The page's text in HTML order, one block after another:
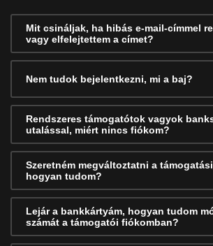
Mit csináljak, ha hibás e-mail-címmel
vagy elfelejtettem a címet?
Nem tudok bejelentkezni, mi a baj?
Rendszeres támogatótok vagyok
utalással, miért nincs fiókom?
Szeretném megváltoztatni a
hogyan tudom?
Lejár a bankkártyám, hogyan tudom
számát a támogatói fiókomban?